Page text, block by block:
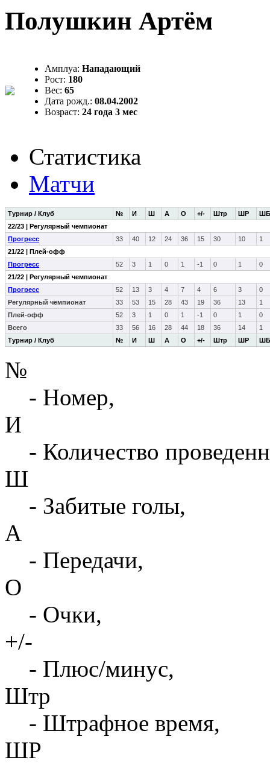
Полушкин Артём
Амплуа: Нападающий
Рост: 180
Вес: 65
Дата рожд.: 08.04.2002
Возраст: 24 года 3 мес
Статистика
Матчи
Турнир / Клуб № И Ш А О +/- Штр ШР ШБ
Турнир / Клуб № И Ш А О +/- Штр ШР ШБ
22/23 | Регулярный чемпионат
Прогресс
33 40 12 24 36 15 30 10
1
21/22 | Плей-офф
Прогресс
52 3 1 0 1 -1 0 1
0
21/22 | Регулярный чемпионат
Прогресс
52 13 3 4 7 4 6 3
0
Регулярный чемпионат
33 53 15 28 43 19 36 13
1
Плей-офф
52 3 1 0 1 -1 0 1
0
Всего
33 56 16 28 44 18 36 14 1
№
- Номер,
И
- Количество
Ш
- Забитые голы,
А
- Передачи,
О
- Очки,
+/-
- Плюс/минус,
Штр
- Штрафное время,
ШР